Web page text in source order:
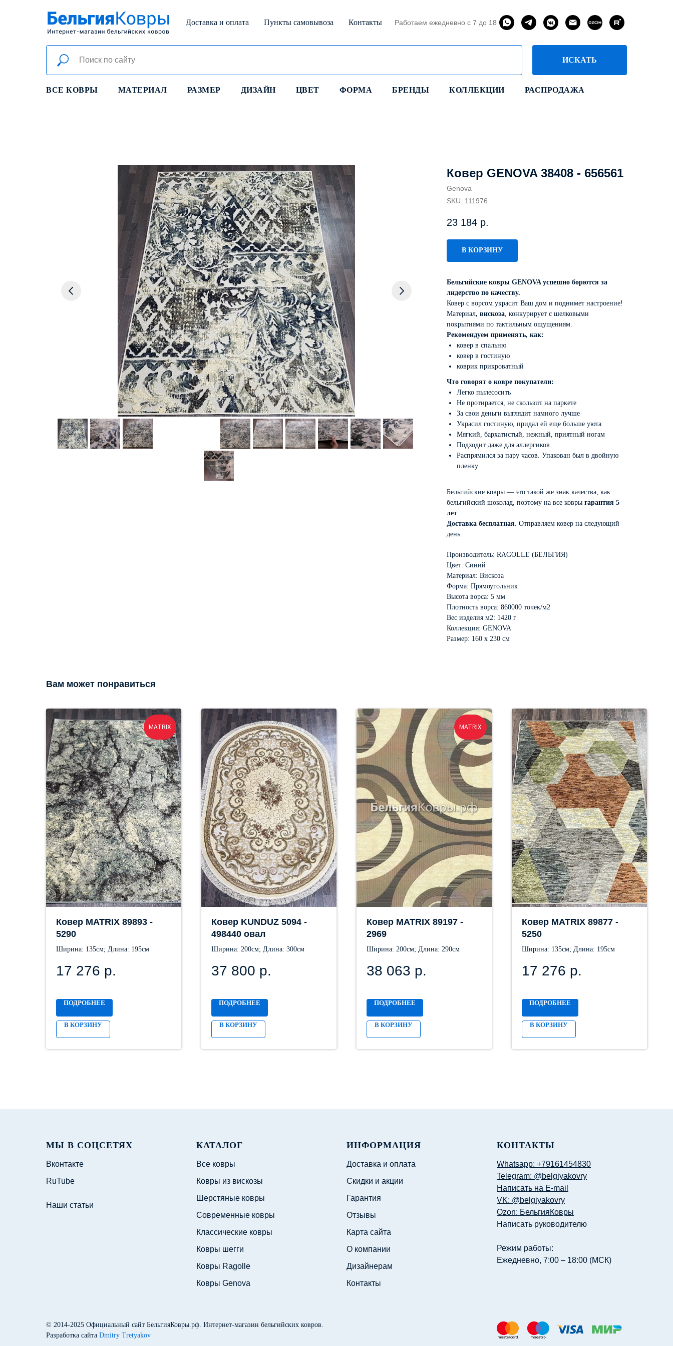
Доставка и оплата Пункты самовывоза Контакты Работаем ежедневно с 7 до 18
ИСКАТЬ
ВСЕ КОВРЫ МАТЕРИАЛ РАЗМЕР ДИЗАЙН ЦВЕТ ФОРМА БРЕНДЫ КОЛЛЕКЦИИ РАСПРОДАЖА
Ковер GENOVA 38408 - 656561
Genova
SKU: 111976
23 184 р.
В КОРЗИНУ
Бельгийские ковры GENOVA успешно борются за
лидерство по качеству.
Ковер с ворсом украсит Ваш дом и поднимет настроение!
Материал, вискоза, конкурирует с шелковыми
покрытиями по тактильным ощущениям.
Рекомендуем применять, как:
ковер в спальню
ковер в гостиную
коврик прикроватный
Что говорят о ковре покупатели:
Легко пылесосить
Не протирается, не скользит на паркете
За свои деньги выглядит намного лучше
Украсил гостиную, придал ей еще больше уюта
Мягкий, бархатистый, нежный, приятный ногам
Подходит даже для аллергиков
Распрямился за пару часов. Упакован был в двойную
пленку
Бельгийские ковры — это такой же знак качества, как
бельгийский шоколад, поэтому на все ковры гарантия 5
лет.
Доставка бесплатная. Отправляем ковер на следующий
день.
Производитель: RAGOLLE (БЕЛЬГИЯ)
Цвет: Синий
Материал: Вискоза
Форма: Прямоугольник
Высота ворса: 5 мм
Плотность ворса: 860000 точек/м2
Вес изделия м2: 1420 г
Коллекция: GENOVA
Размер: 160 х 230 см
Вам может понравиться
MATRIX
Ковер MATRIX 89893 -
5290
Ширина: 135см; Длина: 195см
17 276 р.
ПОДРОБНЕЕ
В КОРЗИНУ
Ковер KUNDUZ 5094 -
498440 овал
Ширина: 200см; Длина: 300см
37 800 р.
ПОДРОБНЕЕ
В КОРЗИНУ
MATRIX
Ковер MATRIX 89197 -
2969
Ширина: 200см; Длина: 290см
38 063 р.
ПОДРОБНЕЕ
В КОРЗИНУ
Ковер MATRIX 89877 -
5250
Ширина: 135см; Длина: 195см
17 276 р.
ПОДРОБНЕЕ
В КОРЗИНУ
МЫ В СОЦСЕТЯХ
Вконтакте
RuTube
Наши статьи
КАТАЛОГ
Все ковры
Ковры из вискозы
Шерстяные ковры
Современные ковры
Классические ковры
Ковры шегги
Ковры Ragolle
Ковры Genova
ИНФОРМАЦИЯ
Доставка и оплата
Скидки и акции
Гарантия
Отзывы
Карта сайта
О компании
Дизайнерам
Контакты
КОНТАКТЫ
Whatsapp: +79161454830
Telegram: @belgiyakovry
Написать на E-mail
VK: @belgiyakovry
Ozon: БельгияКовры
Написать руководителю
Режим работы:
Ежедневно, 7:00 – 18:00 (МСК)
© 2014-2025 Официальный сайт БельгияКовры.рф. Интернет-магазин бельгийских ковров.
Разработка сайта Dmitry Tretyakov